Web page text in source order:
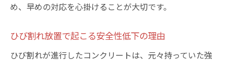
め、早めの対応を心掛けることが大切です。
ひび割れ放置で起こる安全性低下の理由
ひび割れが進行したコンクリートは、元々持っていた強